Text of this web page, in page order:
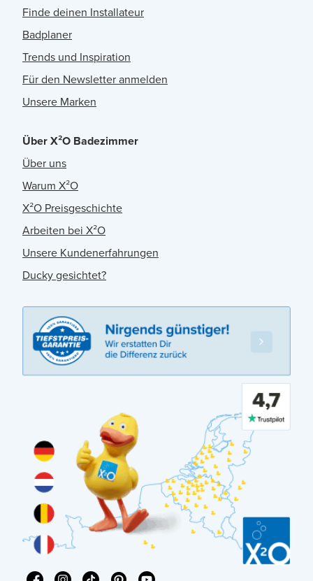
Finde deinen Installateur
Badplaner
Trends und Inspiration
Für den Newsletter anmelden
Unsere Marken
Über X²O Badezimmer
Über uns
Warum X²O
X²O Preisgeschichte
Arbeiten bei X²O
Unsere Kundenerfahrungen
Ducky gesichtet?